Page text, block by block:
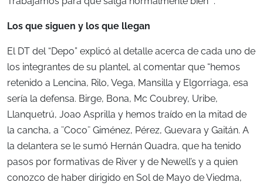
Los que siguen y los que llegan
El DT del “Depo” explicó al detalle acerca de cada uno de
los integrantes de su plantel, al comentar que “hemos
retenido a Lencina, Rilo, Vega, Mansilla y Elgorriaga, esa
sería la defensa. Birge, Bona, Mc Coubrey, Uribe,
Llanquetrú, Joao Asprilla y hemos traído en la mitad de
la cancha, a ¨Coco¨ Giménez, Pérez, Guevara y Gaitán. A
la delantera se le sumó Hernán Quadra, que ha tenido
pasos por formativas de River y de Newell’s y a quien
conozco de haber dirigido en Sol de Mayo de Viedma,